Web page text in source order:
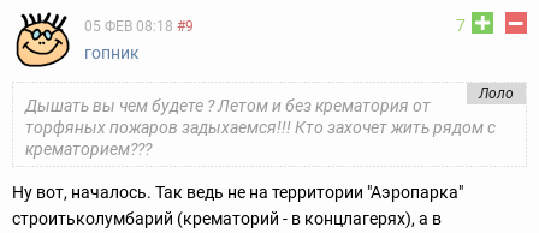
7
05 ФЕВ 08:18 #9
гопник
Лоло
Дышать вы чем будете ? Летом и без крематория от
торфяных пожаров задыхаемся!!! Кто захочет жить рядом с
крематорием???
Ну вот, началось. Так ведь не на территории "Аэропарка"
строитьколумбарий (крематорий - в концлагерях), а в